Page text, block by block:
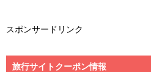
スポンサードリンク
旅行サイトクーポン情報